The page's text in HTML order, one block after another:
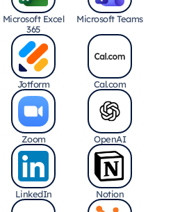
Microsoft Excel
365
Microsoft Teams
Jotform Cal.com
Zoom OpenAI
LinkedIn Notion